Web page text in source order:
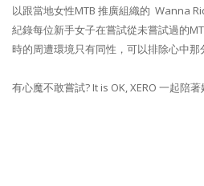
以跟當地女性MTB 推廣組織的 ​ Wanna
紀錄每位新手女子在嘗試從未嘗試過的
時的周遭環境只有同性，可以排除心中那
有心魔不敢嘗試? It is OK, XERO 一起陪